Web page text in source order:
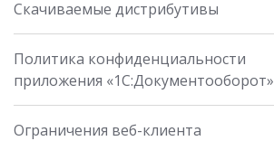
Скачиваемые дистрибутивы
Политика конфиденциальности
приложения «1С:Документооборот»
Ограничения веб-клиента